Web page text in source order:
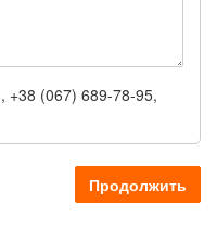
+38 (067) 689-78-95,
Продолжить